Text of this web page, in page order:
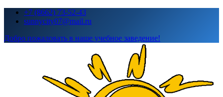
Перейти+7 (8662) 73-52-43
sunnycity07@mail.ru
Добро пожаловать в наше учебное заведение!